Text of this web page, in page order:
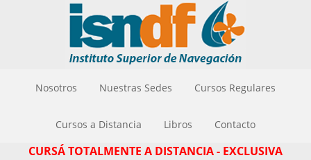
Nosotros Nuestras Sedes Cursos Regulares
Cursos a Distancia Libros Contacto
CURSÁ TOTALMENTE A DISTANCIA - EXCLUSIVA